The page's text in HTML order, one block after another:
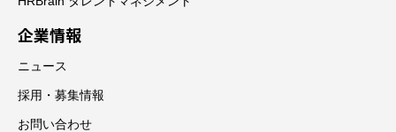
企業情報
ニュース
採用・募集情報
お問い合わせ